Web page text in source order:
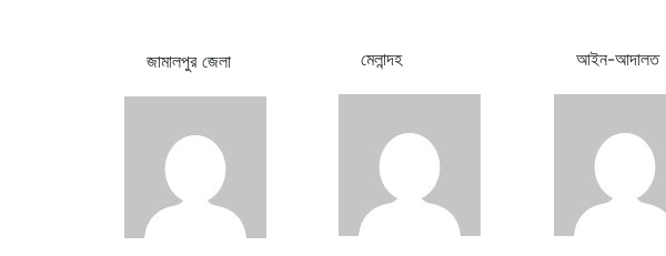
জামালপুর জেলা মেলান্দহ আইন-আদালত